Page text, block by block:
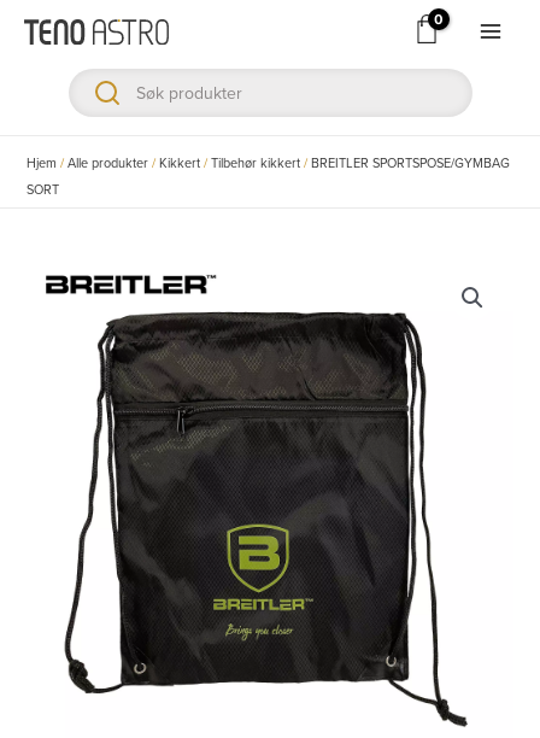
Hopp
innholdet
Hjem /Alle produkter /Kikkert /Tilbehør kikkert /BREITLER SPORTSPOSE/GYMBAG
SORT